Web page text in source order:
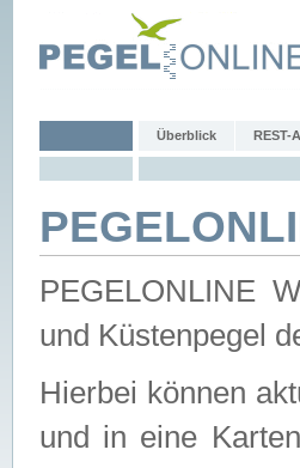
Überblick REST-
PEGELONLINE
und Küstenpegel
Hierbei können
und in eine